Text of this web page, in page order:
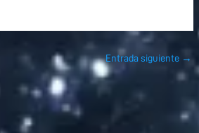
Entrada siguiente →